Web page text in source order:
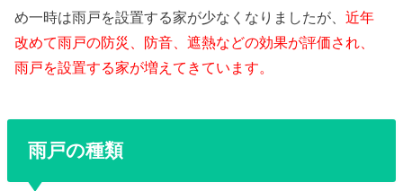
め一時は雨戸を設置する家が少なくなりましたが、近年
改めて雨戸の防災、防音、遮熱などの効果が評価され、
雨戸を設置する家が増えてきています。
雨戸の種類